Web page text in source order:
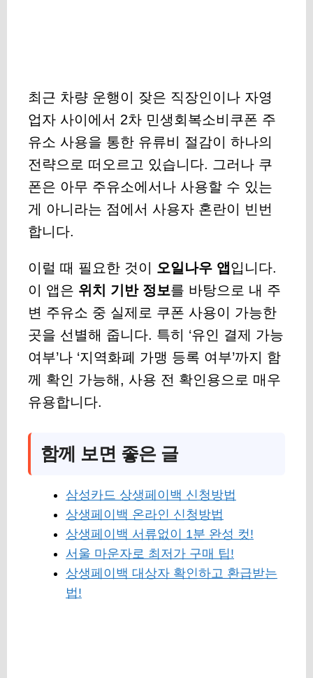
최근 차량 운행이 잦은 직장인이나 자영
업자 사이에서 2차 민생회복소비쿠폰 주
유소 사용을 통한 유류비 절감이 하나의
전략으로 떠오르고 있습니다. 그러나 쿠
폰은 아무 주유소에서나 사용할 수 있는
게 아니라는 점에서 사용자 혼란이 빈번
합니다.
이럴 때 필요한 것이 오일나우 앱입니다.
이 앱은 위치 기반 정보를 바탕으로 내 주
변 주유소 중 실제로 쿠폰 사용이 가능한
곳을 선별해 줍니다. 특히 ‘유인 결제 가능
여부’나 ‘지역화폐 가맹 등록 여부’까지 함
께 확인 가능해, 사용 전 확인용으로 매우
유용합니다.
함께 보면 좋은 글
삼성카드 상생페이백 신청방법
상생페이백 온라인 신청방법
상생페이백 서류없이 1분 완성 컷!
서울 마운자로 최저가 구매 팁!
상생페이백 대상자 확인하고 환급받는
법!